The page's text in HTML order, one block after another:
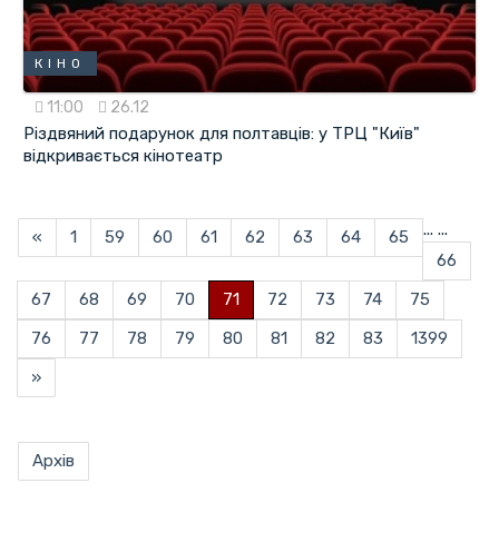
КІНО
11:00 26.12
Різдвяний подарунок для полтавців: у ТРЦ "Київ"
відкривається кінотеатр
« 1 ...
59 60 61 62 63 64
65
66
67
68 69 70 71 72 73 74
75
76
77 78 79 80 81 82 83
...
1399
»
Архів